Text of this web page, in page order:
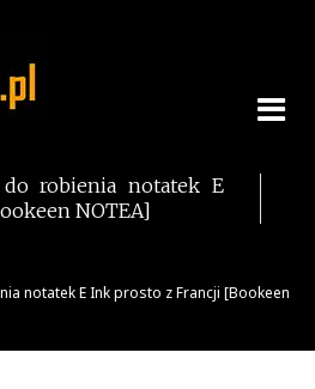
do robienia notatek E
NOTEA]
notatek E Ink prosto z Francji [Bookeen